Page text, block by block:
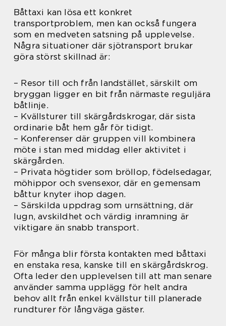
Båttaxi kan lösa ett konkret
transportproblem, men kan också fungera
som en medveten satsning på upplevelse.
Några situationer där sjötransport brukar
göra störst skillnad är:
– Resor till och från landstället, särskilt om
bryggan ligger en bit från närmaste reguljära
båtlinje.
– Kvällsturer till skärgårdskrogar, där sista
ordinarie båt hem går för tidigt.
– Konferenser där gruppen vill kombinera
möte i stan med middag eller aktivitet i
skärgården.
– Privata högtider som bröllop, födelsedagar,
möhippor och svensexor, där en gemensam
båttur knyter ihop dagen.
– Särskilda uppdrag som urnsättning, där
lugn, avskildhet och värdig inramning är
viktigare än snabb transport.
För många blir första kontakten med båttaxi
en enstaka resa, kanske till en skärgårdskrog.
Ofta leder den upplevelsen till att man senare
använder samma upplägg för helt andra
behov allt från enkel kvällstur till planerade
rundturer för långväga gäster.